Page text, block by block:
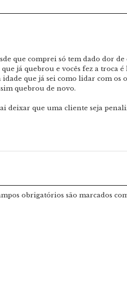
que comprei só tem dado dor de
já quebrou e vocês fez a troca
que já sei como lidar com os
quebrou de novo.
deixar que uma cliente seja
obrigatórios são marcados